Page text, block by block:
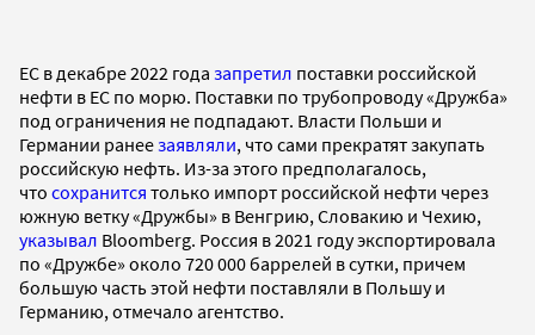
ЕС в декабре 2022 года запретил поставки российской
нефти в ЕС по морю. Поставки по трубопроводу «Дружба»
под ограничения не подпадают. Власти Польши и
Германии ранеезаявляли, что сами прекратят закупать
российскую нефть. Из-за этого предполагалось,
что сохранится только импорт российской нефти через
южную ветку «Дружбы» в Венгрию, Словакию и Чехию,
указывал Bloomberg. Россия в 2021 году экспортировала
по «Дружбе» около 720 000 баррелей в сутки, причем
большую часть этой нефти поставляли в Польшу и
Германию, отмечало агентство.